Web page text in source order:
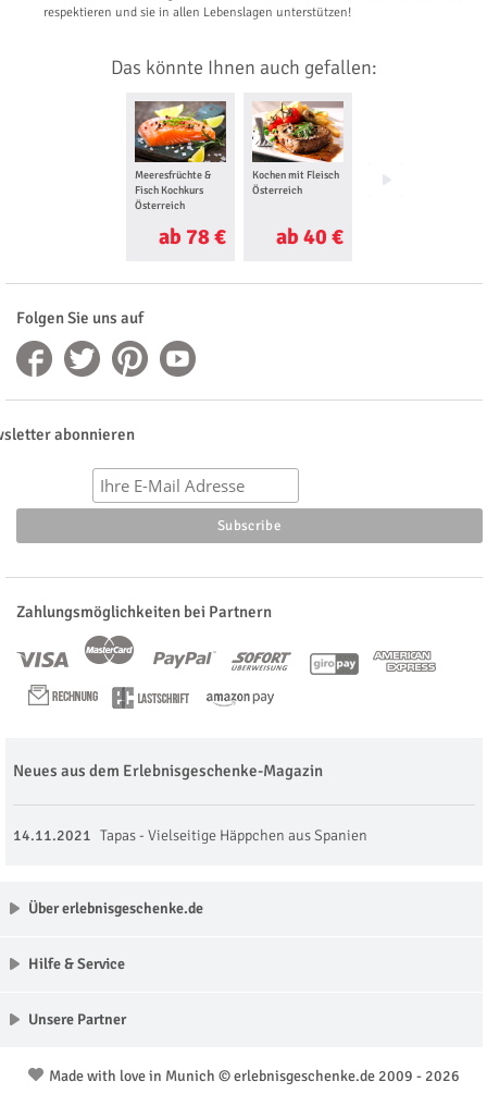
respektieren und sie in allen Lebenslagen unterstützen!
Das könnte Ihnen auch gefallen:
Meeresfrüchte &
Fisch Kochkurs
Österreich
ab 78 €
Kochen mit Fleisch
Österreich
ab 40 €
Indischer Kochkurs
Folgen Sie uns auf
abonnieren
Zahlungsmöglichkeiten bei Partnern
Neues aus dem Erlebnisgeschenke-Magazin
14.11.2021 Tapas - Vielseitige Häppchen aus Spanien
Über erlebnisgeschenke.de
Hilfe & Service
Unsere Partner
Made with love in Munich © erlebnisgeschenke.de 2009 - 2026